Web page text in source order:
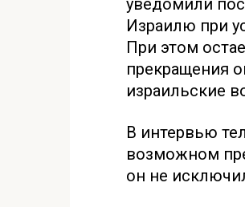
уведомили
Израилю при
При этом
прекращения
израильские
В интервью
возможном
он не